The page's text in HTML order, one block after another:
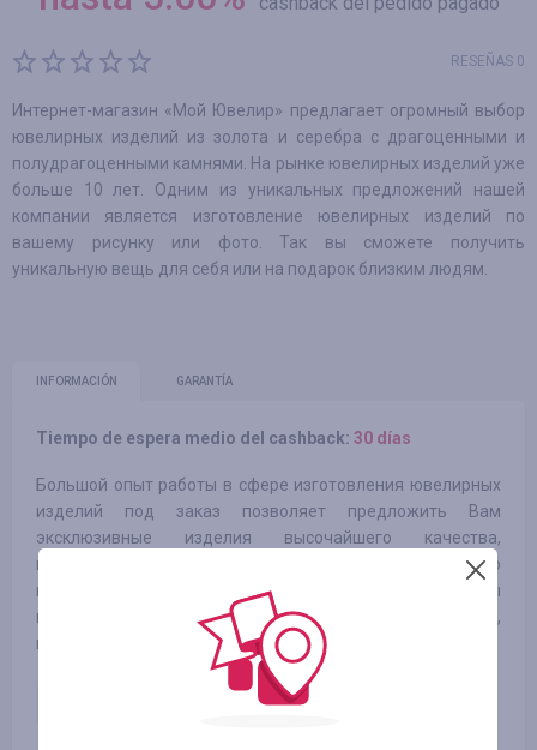
RESEÑAS 0
Интернет-магазин «Мой Ювелир» предлагает огромный выбор
ювелирных изделий из золота и серебра с драгоценными и
полудрагоценными камнями. На рынке ювелирных изделий уже
больше 10 лет. Одним из уникальных предложений нашей
компании является изготовление ювелирных изделий по
вашему рисунку или фото. Так вы сможете получить
уникальную вещь для себя или на подарок близким людям.
INFORMACIÓN GARANTÍA
Tiempo de espera medio del cashback: 30 días
Большой опыт работы в сфере изготовления ювелирных
изделий под заказ позволяет предложить Вам
эксклюзивные изделия высочайшего качества,
выполненные с учетом Ваших пожеланий - по
приемлемым ценам. В нашем интернет магазине Вы
можете заказать ювелирное изделие любой сложности,
как по Вашему эскизу, так и из наших каталогов.